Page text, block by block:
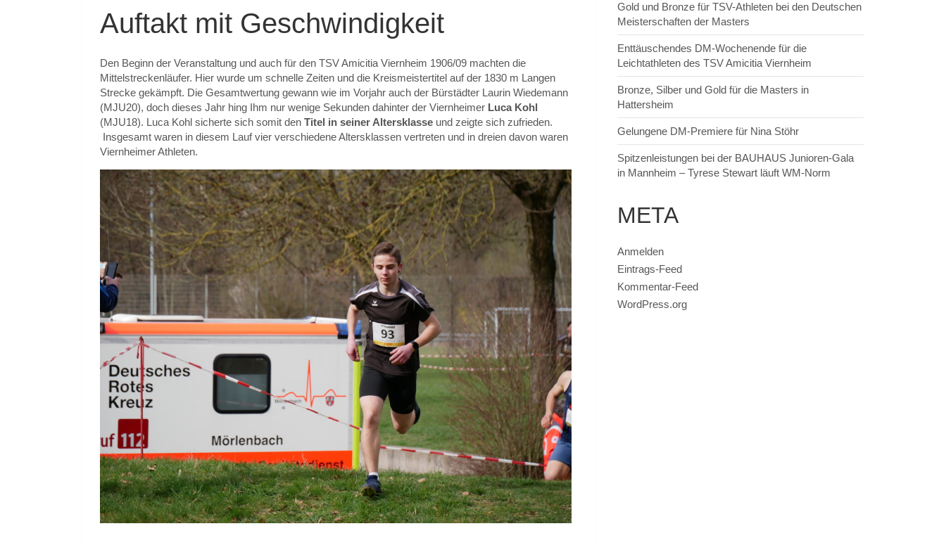
Auftakt mit Geschwindigkeit
Den Beginn der Veranstaltung und auch für den TSV Amicitia Viernheim 1906/09 machten die
Mittelstreckenläufer. Hier wurde um schnelle Zeiten und die Kreismeistertitel auf der 1830 m Langen
Strecke gekämpft. Die Gesamtwertung gewann wie im Vorjahr auch der Bürstädter Laurin Wiedemann
(MJU20), doch dieses Jahr hing Ihm nur wenige Sekunden dahinter der Viernheimer Luca Kohl
(MJU18). Luca Kohl sicherte sich somit den Titel in seiner Altersklasse und zeigte sich zufrieden.
Insgesamt waren in diesem Lauf vier verschiedene Altersklassen vertreten und in dreien davon waren
Viernheimer Athleten.
Gold und Bronze für TSV-Athleten bei den Deutschen
Meisterschaften der Masters
Enttäuschendes DM-Wochenende für die
Leichtathleten des TSV Amicitia Viernheim
Bronze, Silber und Gold für die Masters in
Hattersheim
Gelungene DM-Premiere für Nina Stöhr
Spitzenleistungen bei der BAUHAUS Junioren-Gala
in Mannheim – Tyrese Stewart läuft WM-Norm
META
Anmelden
Eintrags-Feed
Kommentar-Feed
WordPress.org